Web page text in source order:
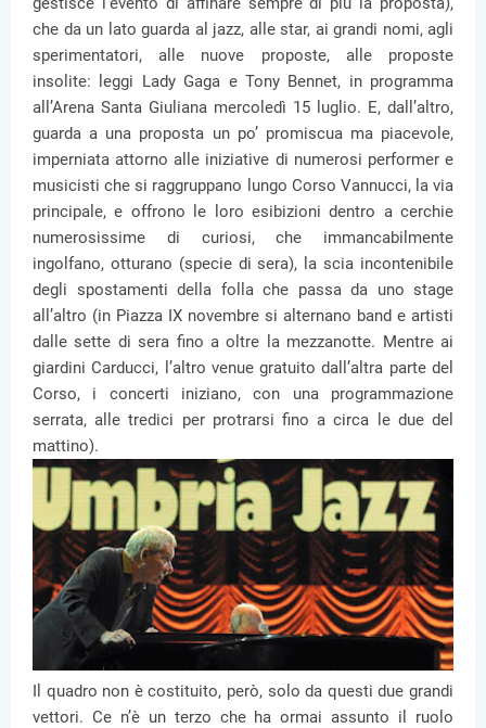
che da un lato guarda al jazz, alle star, ai grandi nomi, agli
sperimentatori, alle nuove proposte, alle proposte
insolite: leggi Lady Gaga e Tony Bennet, in programma
all’Arena Santa Giuliana mercoledì 15 luglio. E, dall’altro,
guarda a una proposta un po’ promiscua ma piacevole,
imperniata attorno alle iniziative di numerosi performer e
musicisti che si raggruppano lungo Corso Vannucci, la via
principale, e offrono le loro esibizioni dentro a cerchie
numerosissime di curiosi, che immancabilmente
ingolfano, otturano (specie di sera), la scia incontenibile
degli spostamenti della folla che passa da uno stage
all’altro (in Piazza IX novembre si alternano band e artisti
dalle sette di sera fino a oltre la mezzanotte. Mentre ai
giardini Carducci, l’altro venue gratuito dall’altra parte del
Corso, i concerti iniziano, con una programmazione
serrata, alle tredici per protrarsi fino a circa le due del
mattino).
Il quadro non è costituito, però, solo da questi due grandi
vettori. Ce n’è un terzo che ha ormai assunto il ruolo